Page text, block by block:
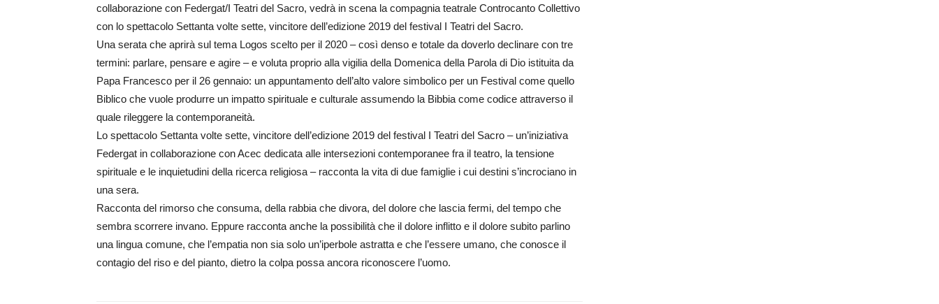
collaborazione con Federgat/I Teatri del Sacro, vedrà in scena la compagnia teatrale Controcanto Collettivo
con lo spettacolo Settanta volte sette, vincitore dell’edizione 2019 del festival I Teatri del Sacro.
Una serata che aprirà sul tema Logos scelto per il 2020 – così denso e totale da doverlo declinare con tre
termini: parlare, pensare e agire – e voluta proprio alla vigilia della Domenica della Parola di Dio istituita da
Papa Francesco per il 26 gennaio: un appuntamento dell’alto valore simbolico per un Festival come quello
Biblico che vuole produrre un impatto spirituale e culturale assumendo la Bibbia come codice attraverso il
quale rileggere la contemporaneità.
Lo spettacolo Settanta volte sette, vincitore dell’edizione 2019 del festival I Teatri del Sacro – un’iniziativa
Federgat in collaborazione con Acec dedicata alle intersezioni contemporanee fra il teatro, la tensione
spirituale e le inquietudini della ricerca religiosa – racconta la vita di due famiglie i cui destini s’incrociano in
una sera.
Racconta del rimorso che consuma, della rabbia che divora, del dolore che lascia fermi, del tempo che
sembra scorrere invano. Eppure racconta anche la possibilità che il dolore inflitto e il dolore subito parlino
una lingua comune, che l’empatia non sia solo un’iperbole astratta e che l’essere umano, che conosce il
contagio del riso e del pianto, dietro la colpa possa ancora riconoscere l’uomo.